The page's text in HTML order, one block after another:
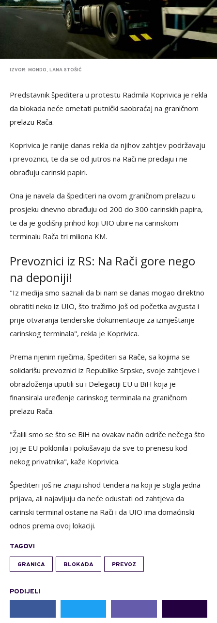
IZVOR: MONDO, LANA STOŠIĆ
Predstavnik špeditera u protestu Radmila Koprivica je rekla
da blokada neće ometati putnički saobraćaj na graničnom
prelazu Rača.
Koprivica je ranije danas rekla da njihov zahtjev podržavaju
i prevoznici, te da se od jutros na Rači ne predaju i ne
obrađuju carinski papiri.
Ona je navela da špediteri na ovom graničnom prelazu u
prosjeku dnevno obrađuju od 200 do 300 carinskih papira,
te da je godišnji prihod koji UIO ubire na carinskom
terminalu Rača tri miliona KM.
Prevoznici iz RS: Na Rači gore nego
na deponiji!
"Iz medija smo saznali da bi nam se danas mogao direktno
obratiti neko iz UIO, što tražimo još od početka avgusta i
prije otvaranja tenderske dokumentacije za izmještanje
carinskog terminala", rekla je Koprivica.
Prema njenim riječima, špediteri sa Rače, sa kojima se
solidarišu prevoznici iz Republike Srpske, svoje zahtjeve i
obrazloženja uputili su i Delegaciji EU u BiH koja je
finansirala uređenje carinskog terminala na graničnom
prelazu Rača.
"Žalili smo se što se BiH na ovakav način odriče nečega što
joj je EU poklonila i pokušavaju da sve to prenesu kod
nekog privatnika", kaže Koprivica.
Špediteri još ne znaju ishod tendera na koji je stigla jedna
prijava, ali najavljuju da neće odustati od zahtjeva da
carinski terminal ostane na Rači i da UIO ima domaćinski
odnos prema ovoj lokaciji.
TAGOVI
GRANICA BLOKADA PREVOZ
PODIJELI